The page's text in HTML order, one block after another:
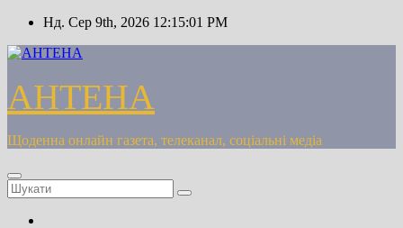
Перейти
вмісту
Нд. Сер 9th, 2026 12:15:02 PM
АНТЕНА
Щоденна онлайн газета, телеканал, соціальні медіа